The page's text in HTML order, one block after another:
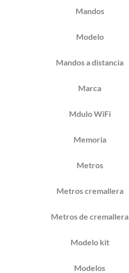
Mandos
Modelo
Mandos a distancia
Marca
Mdulo WiFi
Memoria
Metros
Metros cremallera
Metros de cremallera
Modelo kit
Modelos